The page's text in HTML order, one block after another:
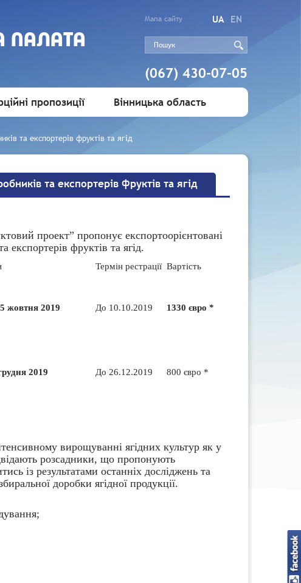
ПАЛАТА
Мапа сайту UA EN
(067) 430-07-05
пропозиції Вінницька область
та експортерів фруктів та ягід
та експортерів фруктів та ягід
проект” пропонує експортоорієнтовані
експортерів фруктів та ягід.
Термін рестрації Вартість
жовтня 2019 До 10.10.2019 1330 євро *
2019 До 26.12.2019 800 євро *
вирощуванні ягідних культур як у
розсадники, що пропонують
із результатами останніх досліджень та
доробки ягідної продукції.